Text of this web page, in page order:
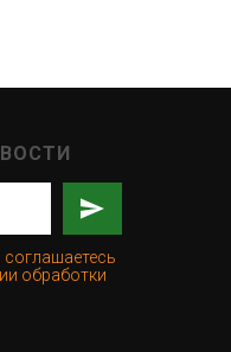
обработки